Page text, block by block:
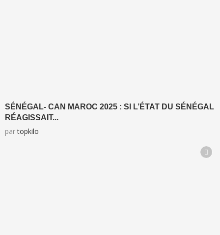
SÉNÉGAL- CAN MAROC 2025 : SI L’ÉTAT DU SÉNÉGAL
RÉAGISSAIT...
partopkilo